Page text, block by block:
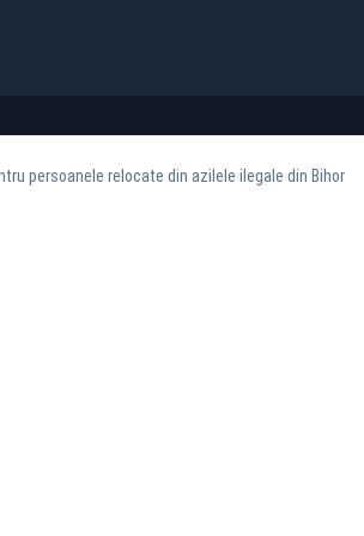
persoanele relocate din azilele ilegale din Bihor